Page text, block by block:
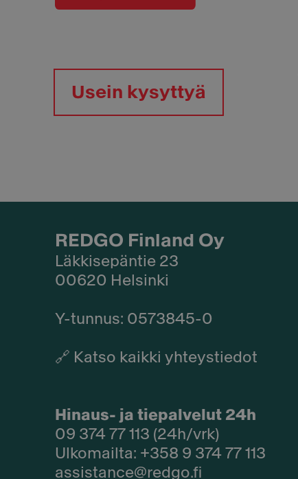
Usein kysyttyä
REDGO Finland Oy
Läkkisepäntie 23
00620 Helsinki
Y-tunnus: 0573845-0​
🔗 Katso kaikki yhteystiedot
Hinaus- ja tiepalvelut 24h
09 374 77 113 (24h/vrk)
Ulkomailta: +358 9 374 77 113
assistance@redgo.fi